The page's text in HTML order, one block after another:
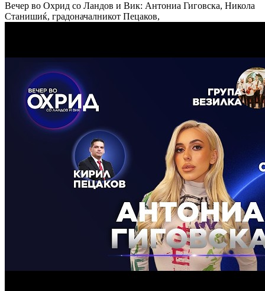
Вечер во Охрид со Ландов и Вик: Антониа Гиговска, Никола
Станишиќ, градоначалникот Пецаков,